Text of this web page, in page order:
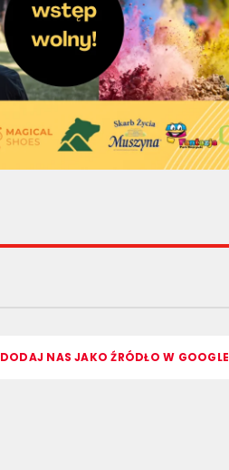
DODAJ NAS JAKO ŹRÓDŁO W GOOGLE